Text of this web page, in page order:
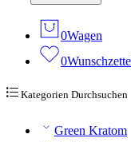
0Wagen
0
Kategorien Durchsuchen
Green Kratom